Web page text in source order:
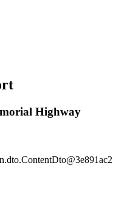
Highway